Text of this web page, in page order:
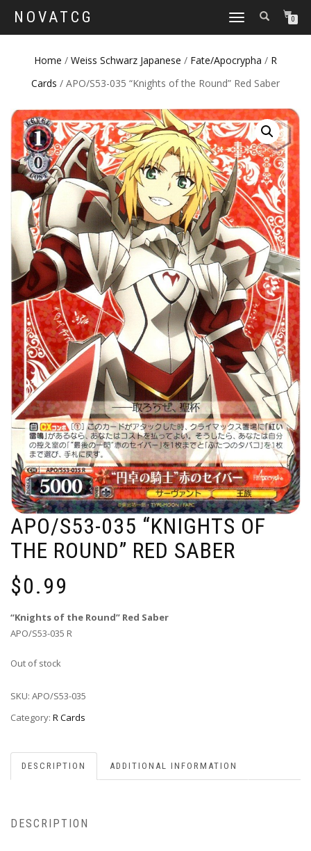
NOVATCG
TOGGLE
0
Home / Weiss Schwarz Japanese / Fate/Apocrypha / R
Cards / APO/S53-035 “Knights of the Round” Red Saber
APO/S53-035 “KNIGHTS OF
THE ROUND” RED SABER
$0.99
“Knights of the Round” Red Saber
APO/S53-035 R
Out of stock
SKU: APO/S53-035
Category: R Cards
DESCRIPTION ADDITIONAL INFORMATION
DESCRIPTION